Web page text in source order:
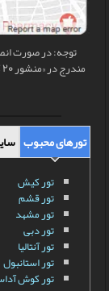
توجه: در صورت
تورهای محبوب
تور کیش
تور قشم
تور مشهد
تور دبی
تور آنتالیا
تور استانبول
تور کوش